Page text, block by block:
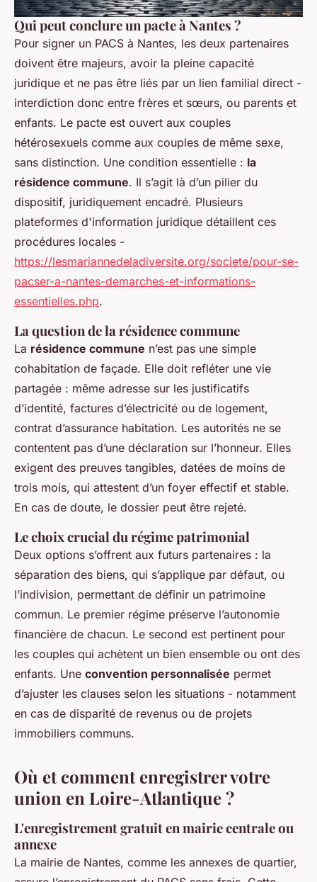
Qui peut conclure un pacte à Nantes ?
Pour signer un PACS à Nantes, les deux partenaires
doivent être majeurs, avoir la pleine capacité
juridique et ne pas être liés par un lien familial direct -
interdiction donc entre frères et sœurs, ou parents et
enfants. Le pacte est ouvert aux couples
hétérosexuels comme aux couples de même sexe,
sans distinction. Une condition essentielle : la
résidence commune. Il s’agit là d’un pilier du
dispositif, juridiquement encadré. Plusieurs
plateformes d'information juridique détaillent ces
procédures locales -
https://lesmariannedeladiversite.org/societe/pour-se-
pacser-a-nantes-demarches-et-informations-
essentielles.php.
La question de la résidence commune
La résidence commune n’est pas une simple
cohabitation de façade. Elle doit refléter une vie
partagée : même adresse sur les justificatifs
d’identité, factures d’électricité ou de logement,
contrat d’assurance habitation. Les autorités ne se
contentent pas d’une déclaration sur l’honneur. Elles
exigent des preuves tangibles, datées de moins de
trois mois, qui attestent d’un foyer effectif et stable.
En cas de doute, le dossier peut être rejeté.
Le choix crucial du régime patrimonial
Deux options s’offrent aux futurs partenaires : la
séparation des biens, qui s’applique par défaut, ou
l’indivision, permettant de définir un patrimoine
commun. Le premier régime préserve l’autonomie
financière de chacun. Le second est pertinent pour
les couples qui achètent un bien ensemble ou ont des
enfants. Une convention personnalisée permet
d’ajuster les clauses selon les situations - notamment
en cas de disparité de revenus ou de projets
immobiliers communs.
Où et comment enregistrer votre
union en Loire-Atlantique ?
L'enregistrement gratuit en mairie centrale ou
annexe
La mairie de Nantes, comme les annexes de quartier,